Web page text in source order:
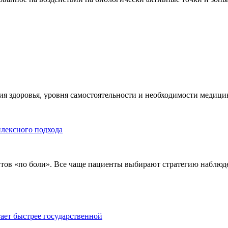
уровня самостоятельности и необходимости
подхода
«по боли». Все чаще пациенты выбирают стратегию
быстрее государственной